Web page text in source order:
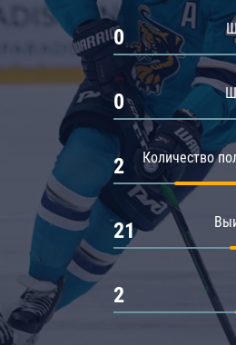
Драконы
Амур
Барыс
Салават
0
0
Количество
2
21
2